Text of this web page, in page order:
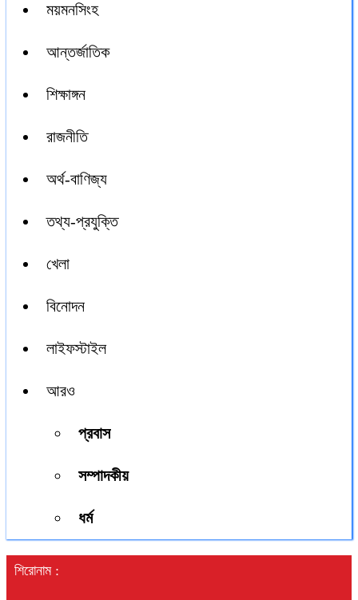
ময়মনসিংহ
আন্তর্জাতিক
শিক্ষাঙ্গন
রাজনীতি
অর্থ-বাণিজ্য
তথ্য-প্রযুক্তি
খেলা
বিনোদন
লাইফস্টাইল
আরও
প্রবাস
সম্পাদকীয়
ধর্ম
শিরোনাম :